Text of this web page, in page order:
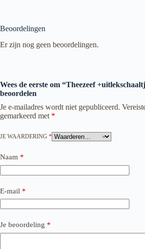
Beoordelingen
Er zijn nog geen beoordelingen.
Wees de eerste om “Theezeef
beoordelen
Je e-mailadres wordt niet gepubliceerd.
gemarkeerd met *
JE WAARDERING *
Naam *
E-mail *
Je beoordeling *